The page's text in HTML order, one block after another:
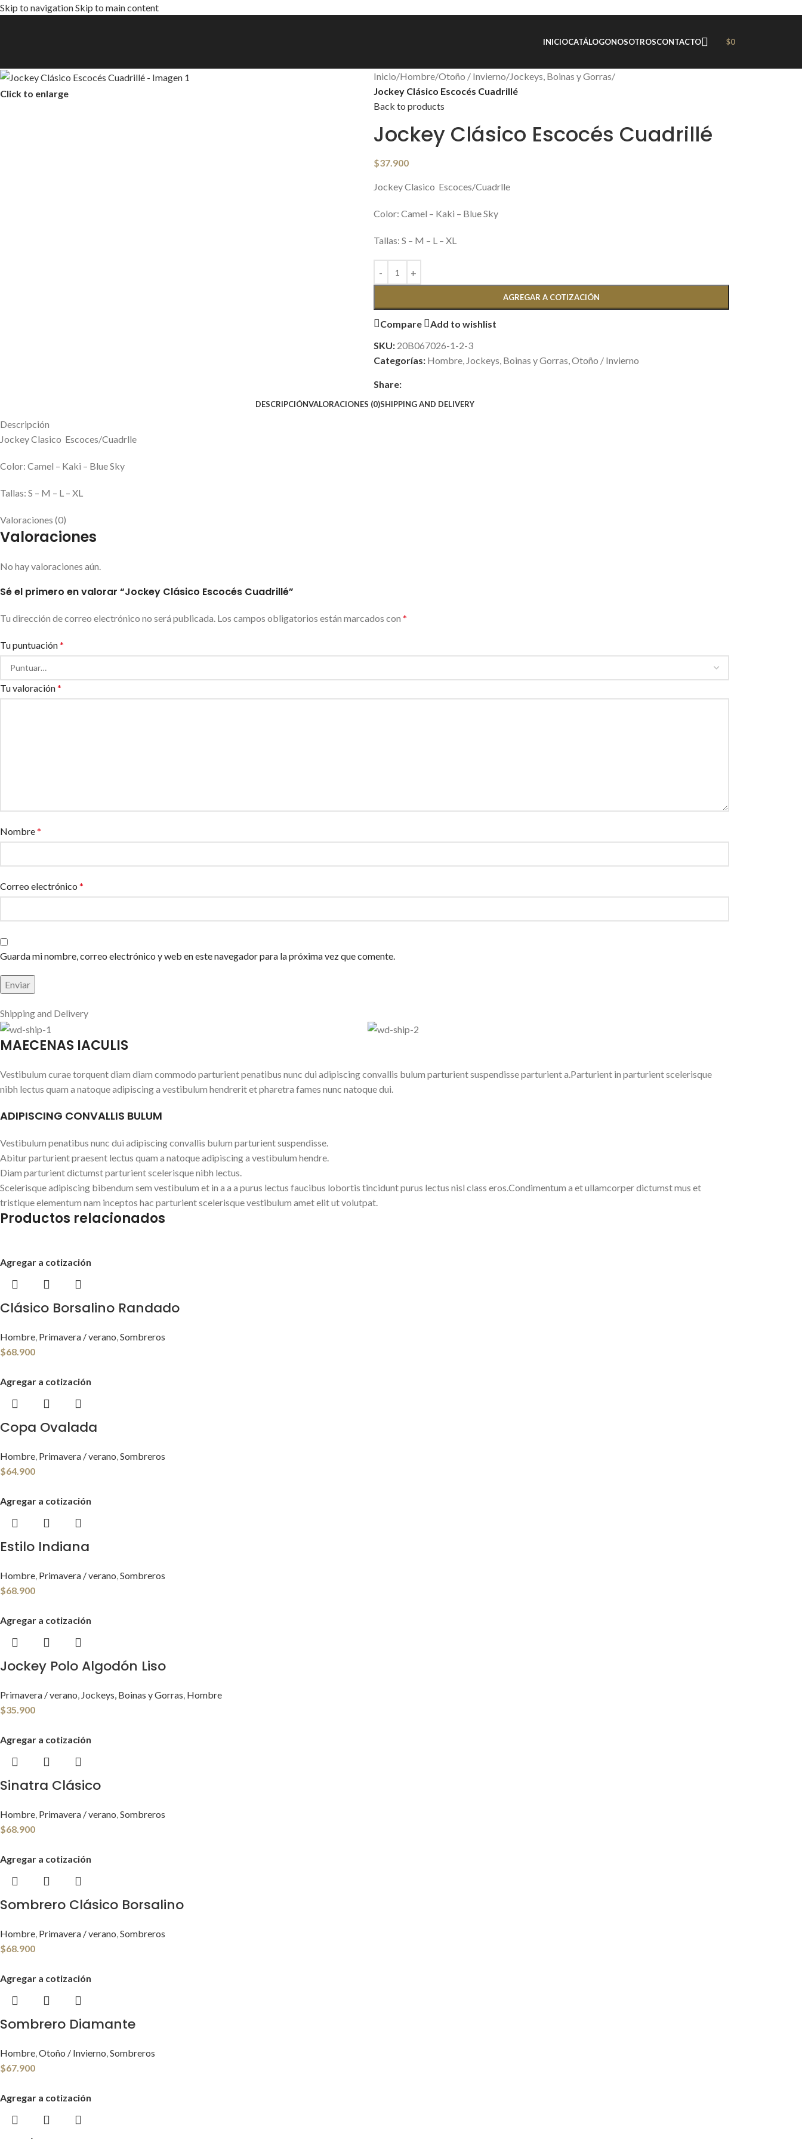
Skip to navigationSkip to main content
INICIOCATÁLOGONOSOTROSCONTACTO $0
Click to enlarge
Inicio/Hombre/Otoño / Invierno/Jockeys, Boinas y Gorras/
Jockey Clásico Escocés Cuadrillé
Back to products
Jockey Clásico Escocés Cuadrillé
$37.900
Jockey Clasico Escoces/Cuadrlle
Color: Camel – Kaki – Blue Sky
Tallas: S – M – L – XL
AGREGAR A COTIZACIÓN
Compare
Add to wishlist
SKU: 20B067026-1-2-3
Categorías: Hombre, Jockeys, Boinas y Gorras,Otoño / Invierno
Share:
DESCRIPCIÓNVALORACIONES (0)SHIPPING AND DELIVERY
Descripción
Jockey Clasico Escoces/Cuadrlle
Color: Camel – Kaki – Blue Sky
Tallas: S – M – L – XL
Valoraciones (0)
Valoraciones
No hay valoraciones aún.
Sé el primero en valorar “Jockey Clásico Escocés Cuadrillé”
Tu dirección de correo electrónico no será publicada. Los campos obligatorios están marcados con *
Tu puntuación*
Tu valoración*
Nombre*
Correo electrónico *
Guarda mi nombre, correo electrónico y web en este navegador para la próxima vez que comente.
Shipping and Delivery
MAECENAS IACULIS
Vestibulum curae torquent diam diam commodo parturient penatibus nunc dui adipiscing convallis bulum parturient suspendisse parturient a.Parturient in parturient scelerisque
nibh lectus quam a natoque adipiscing a vestibulum hendrerit et pharetra fames nunc natoque dui.
ADIPISCING CONVALLIS BULUM
Vestibulum penatibus nunc dui adipiscing convallis bulum parturient suspendisse.
Abitur parturient praesent lectus quam a natoque adipiscing a vestibulum hendre.
Diam parturient dictumst parturient scelerisque nibh lectus.
Scelerisque adipiscing bibendum sem vestibulum et in a a a purus lectus faucibus lobortis tincidunt purus lectus nisl class eros.Condimentum a et ullamcorper dictumst mus et
tristique elementum nam inceptos hac parturient scelerisque vestibulum amet elit ut volutpat.
Productos relacionados
Agregar a cotización
Clásico Borsalino Randado
Hombre, Primavera / verano,Sombreros
$68.900
Agregar a cotización
Copa Ovalada
Hombre, Primavera / verano,Sombreros
$64.900
Agregar a cotización
Estilo Indiana
Hombre, Primavera / verano,Sombreros
$68.900
Agregar a cotización
Jockey Polo Algodón Liso
Primavera / verano, Jockeys, Boinas y Gorras, Hombre
$35.900
Agregar a cotización
Sinatra Clásico
Hombre, Primavera / verano,Sombreros
$68.900
Agregar a cotización
Sombrero Clásico Borsalino
Hombre, Primavera / verano,Sombreros
$68.900
Agregar a cotización
Sombrero Diamante
Hombre,Otoño / Invierno,Sombreros
$67.900
Agregar a cotización